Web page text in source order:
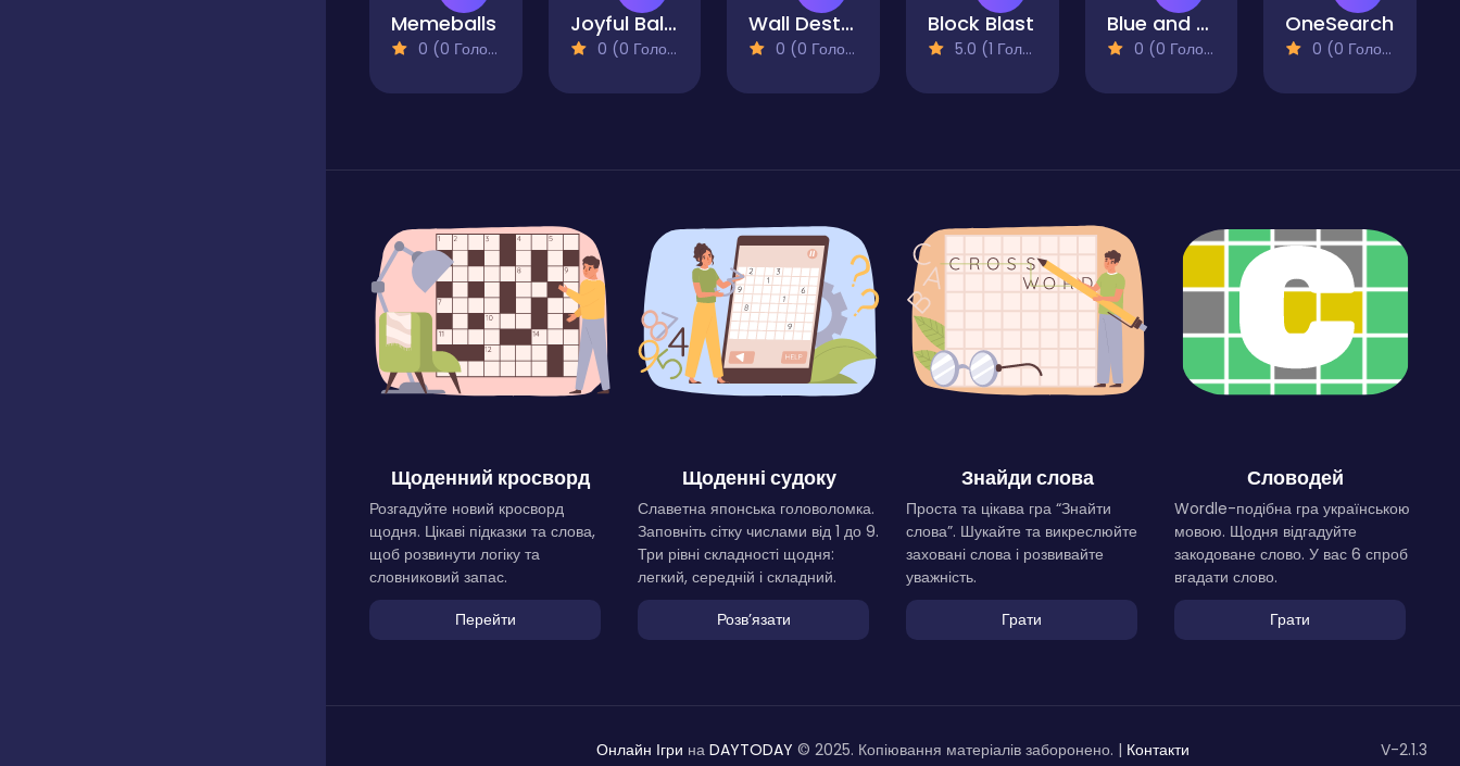
Memeballs
0 (0 Голосів)
Joyful Ball Bounce Mushroom Magic Adventure
0 (0 Голосів)
Wall Destroyer
0 (0 Голосів)
Block Blast
5.0 (1 Голосів)
Blue and Red Ball
0 (0 Голосів)
OneSearch
0 (0 Голосів)
Щоденний кросворд
Розгадуйте новий кросворд
щодня. Цікаві підказки та слова,
щоб розвинути логіку та
словниковий запас.
Перейти
Щоденні судоку
Славетна японська головоломка.
Заповніть сітку числами від 1 до 9.
Три рівні складності щодня:
легкий, середній і складний.
Розвʼязати
Знайди слова
Проста та цікава гра “Знайти
слова”. Шукайте та викреслюйте
заховані слова і розвивайте
уважність.
Грати
Словодей
Wordle-подібна гра українською
мовою. Щодня відгадуйте
закодоване слово. У вас 6 спроб
вгадати слово.
Грати
Онлайн Ігри на DAYTODAY © 2025. Копіювання матеріалів заборонено. | Контакти V-2.1.3